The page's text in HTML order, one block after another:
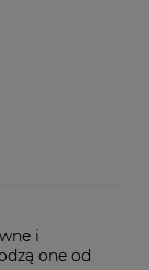
i
one od